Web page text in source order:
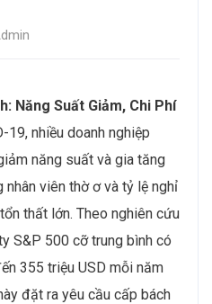
Năng Suất Giảm, Chi Phí
19, nhiều doanh nghiệp
năng suất và gia tăng
nhân viên thờ ơ và tỷ lệ nghỉ
thất lớn. Theo nghiên cứu
S&P 500 cỡ trung bình có
355 triệu USD mỗi năm
đặt ra yêu cầu cấp bách